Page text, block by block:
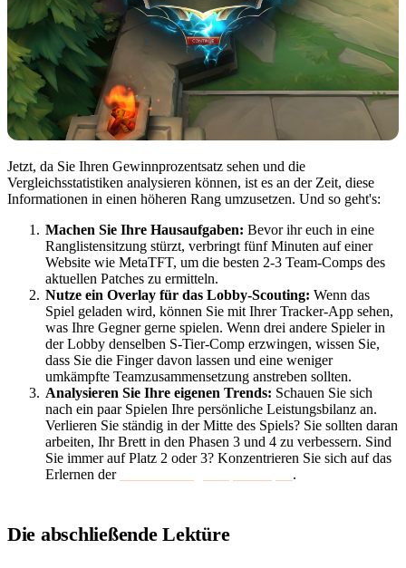
Jetzt, da Sie Ihren Gewinnprozentsatz sehen und die
Vergleichsstatistiken analysieren können, ist es an der Zeit, diese
Informationen in einen höheren Rang umzusetzen. Und so geht's:
Machen Sie Ihre Hausaufgaben: Bevor ihr euch in eine
Ranglistensitzung stürzt, verbringt fünf Minuten auf einer
Website wie MetaTFT, um die besten 2-3 Team-Comps des
aktuellen Patches zu ermitteln.
Nutze ein Overlay für das Lobby-Scouting: Wenn das
Spiel geladen wird, können Sie mit Ihrer Tracker-App sehen,
was Ihre Gegner gerne spielen. Wenn drei andere Spieler in
der Lobby denselben S-Tier-Comp erzwingen, wissen Sie,
dass Sie die Finger davon lassen und eine weniger
umkämpfte Teamzusammensetzung anstreben sollten.
Analysieren Sie Ihre eigenen Trends: Schauen Sie sich
nach ein paar Spielen Ihre persönliche Leistungsbilanz an.
Verlieren Sie ständig in der Mitte des Spiels? Sie sollten daran
arbeiten, Ihr Brett in den Phasen 3 und 4 zu verbessern. Sind
Sie immer auf Platz 2 oder 3? Konzentrieren Sie sich auf das
Erlernen der
.
Die abschließende Lektüre